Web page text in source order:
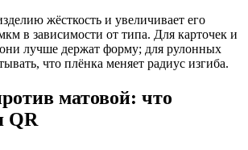
жёсткость и увеличивает его
в зависимости от типа. Для карточек и
лучше держат форму; для рулонных
что плёнка меняет радиус изгиба.
матовой: что
QR